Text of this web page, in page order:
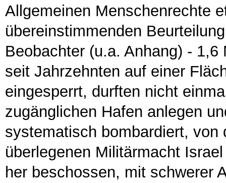
Allgemeinen Menschenrechte
übereinstimmenden
Beobachter (u.a. Anhang) - 1,6
seit Jahrzehnten auf einer
eingesperrt, durften nicht
zugänglichen Hafen anlegen
systematisch bombardiert,
überlegenen Militärmacht
her beschossen, mit schwerer